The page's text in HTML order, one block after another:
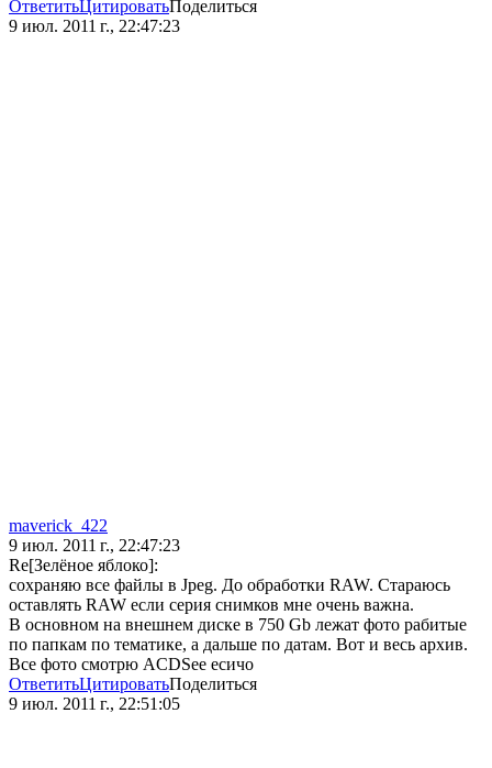
ОтветитьЦитироватьПоделиться
9 июл. 2011 г., 22:47:23
maverick_422
9 июл. 2011 г., 22:47:23
Re[Зелёное яблоко]:
сохраняю все файлы в Jpeg. До обработки RAW. Стараюсь
оставлять RAW если серия снимков мне очень важна.
В основном на внешнем диске в 750 Gb лежат фото рабитые
по папкам по тематике, а дальше по датам. Вот и весь архив.
Все фото смотрю ACDSee есичо
ОтветитьЦитироватьПоделиться
9 июл. 2011 г., 22:51:05